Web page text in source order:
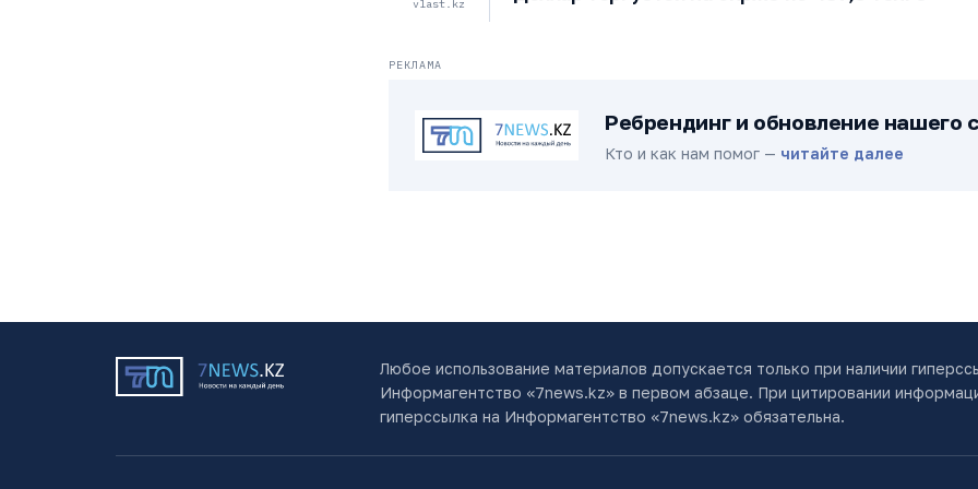
vlast.kz
РЕКЛАМА
Ребрендинг и обновление нашего
Кто и как нам помог — читайте далее
Любое использование материалов допускается только при наличии
Информагентство «7news.kz» в первом абзаце. При цитировании
гиперссылка на Информагентство «7news.kz» обязательна.